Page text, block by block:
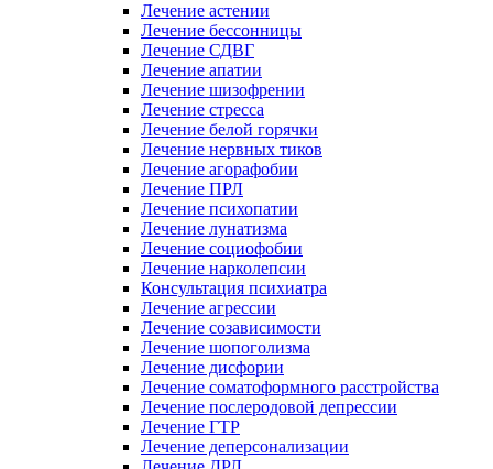
Лечение астении
Лечение бессонницы
Лечение СДВГ
Лечение апатии
Лечение шизофрении
Лечение стресса
Лечение белой горячки
Лечение нервных тиков
Лечение агорафобии
Лечение ПРЛ
Лечение психопатии
Лечение лунатизма
Лечение социофобии
Лечение нарколепсии
Консультация психиатра
Лечение агрессии
Лечение созависимости
Лечение шопоголизма
Лечение дисфории
Лечение соматоформного расстройства
Лечение послеродовой депрессии
Лечение ГТР
Лечение деперсонализации